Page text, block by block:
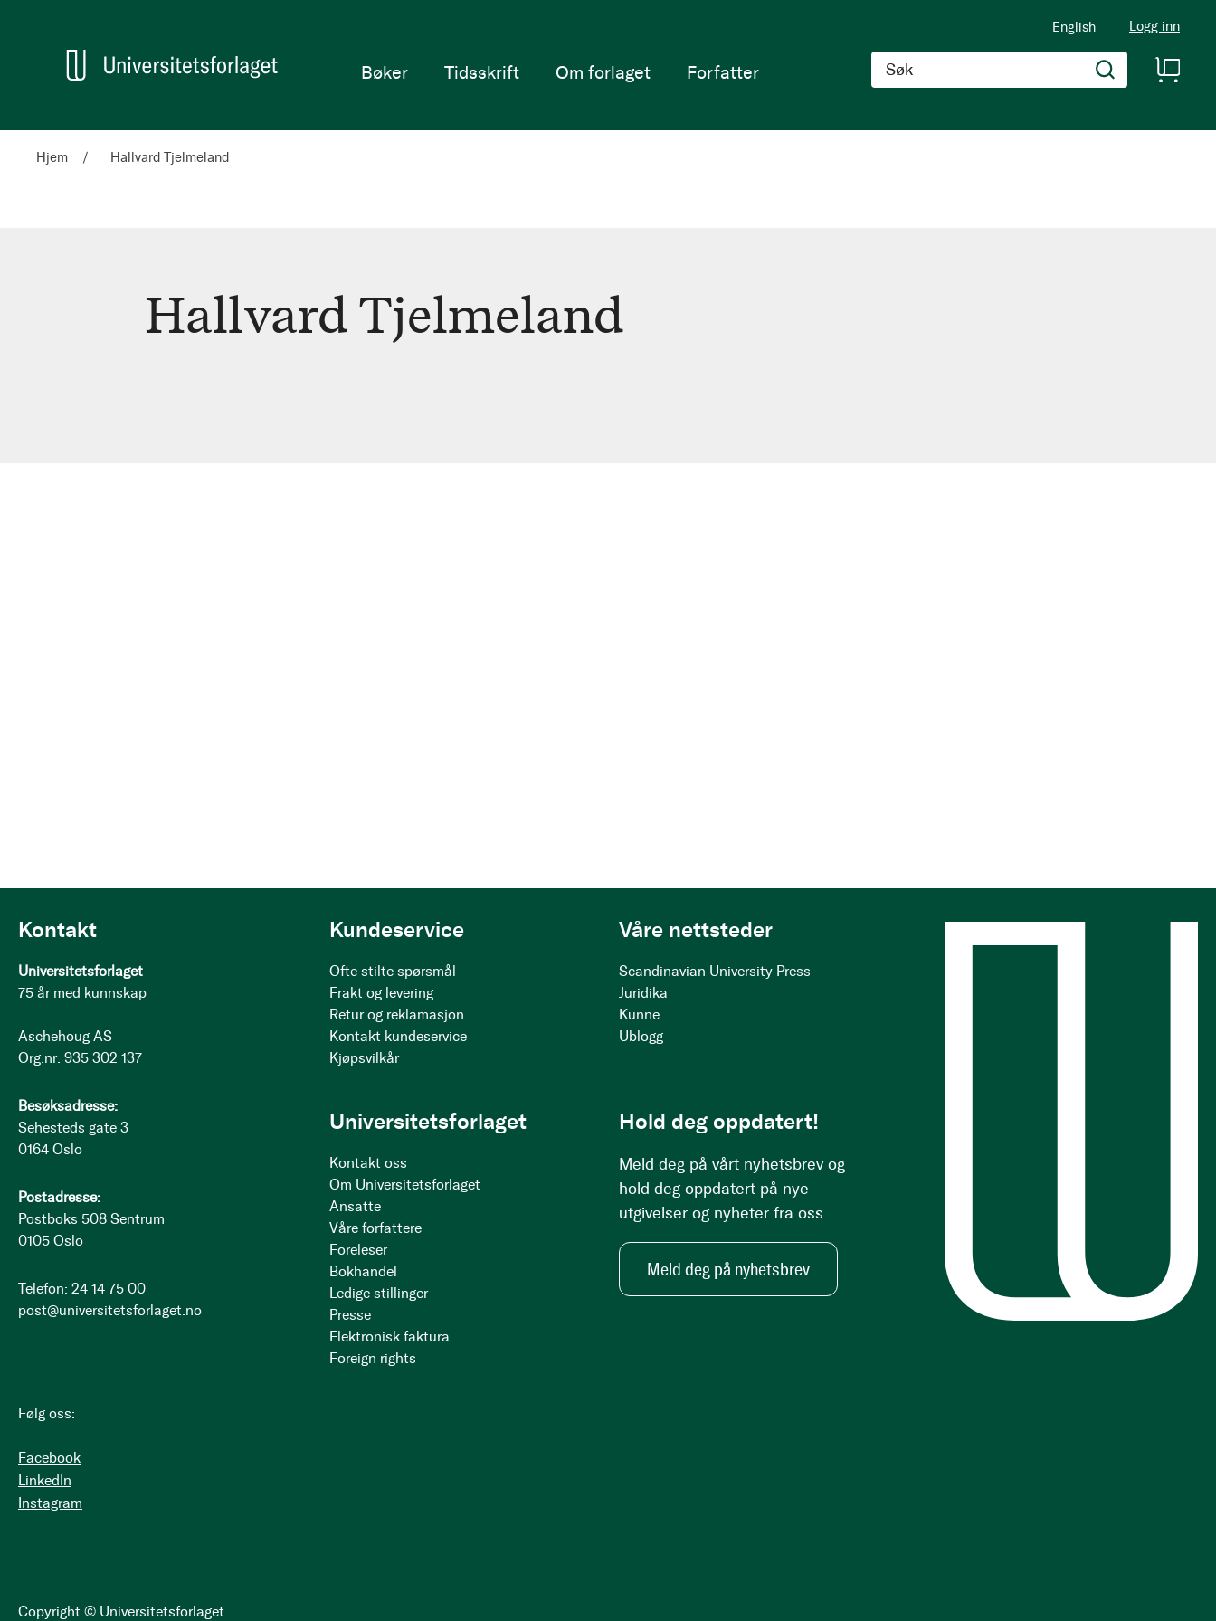
English Logg inn
Søk
Hjem
Bøker Tidsskrift Om forlaget Forfatter
Hjem Hallvard Tjelmeland
Hallvard
Hallvard Tjelmeland
Kontakt
Universitetsforlaget
75 år med kunnskap
Aschehoug AS
Org.nr: 935 302 137
Besøksadresse:
Sehesteds gate 3
0164 Oslo
Postadresse:
Postboks 508 Sentrum
0105 Oslo
Telefon: 24 14 75 00
post@universitetsforlaget.no
Følg oss:
Facebook
LinkedIn
Instagram
Copyright © Universitetsforlaget
Kundeservice
Ofte stilte spørsmål
Frakt og levering
Retur og reklamasjon
Kontakt kundeservice
Kjøpsvilkår
Våre nettsteder
Scandinavian University Press
Juridika
Kunne
Ublogg
Universitetsforlaget
Kontakt oss
Om Universitetsforlaget
Ansatte
Våre forfattere
Foreleser
Bokhandel
Ledige stillinger
Presse
Elektronisk faktura
Foreign rights
Hold deg oppdatert!
Meld deg på vårt nyhetsbrev og
hold deg oppdatert på nye
utgivelser og nyheter fra oss.
Meld deg på nyhetsbrev